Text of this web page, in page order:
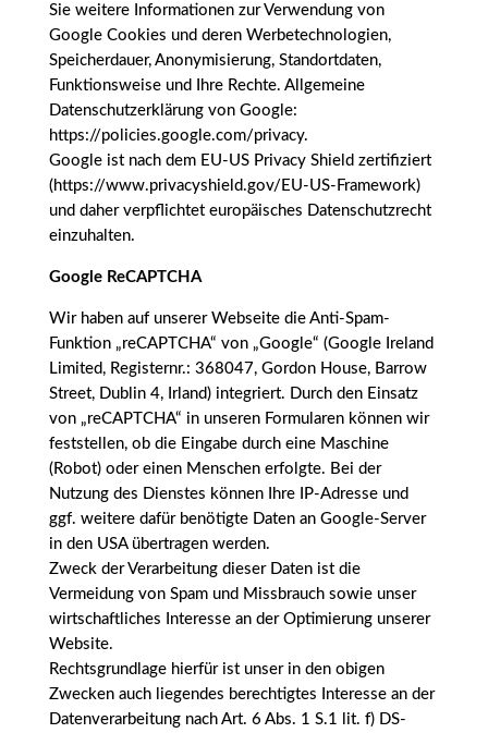
Sie weitere Informationen zur Verwendung von
Google Cookies und deren Werbetechnologien,
Speicherdauer, Anonymisierung, Standortdaten,
Funktionsweise und Ihre Rechte. Allgemeine
Datenschutzerklärung von Google:
https://policies.google.com/privacy.
Google ist nach dem EU-US Privacy Shield zertifiziert
(https://www.privacyshield.gov/EU-US-Framework)
und daher verpflichtet europäisches Datenschutzrecht
einzuhalten.
Google ReCAPTCHA
Wir haben auf unserer Webseite die Anti-Spam-
Funktion „reCAPTCHA“ von „Google“ (Google Ireland
Limited, Registernr.: 368047, Gordon House, Barrow
Street, Dublin 4, Irland) integriert. Durch den Einsatz
von „reCAPTCHA“ in unseren Formularen können wir
feststellen, ob die Eingabe durch eine Maschine
(Robot) oder einen Menschen erfolgte. Bei der
Nutzung des Dienstes können Ihre IP-Adresse und
ggf. weitere dafür benötigte Daten an Google-Server
in den USA übertragen werden.
Zweck der Verarbeitung dieser Daten ist die
Vermeidung von Spam und Missbrauch sowie unser
wirtschaftliches Interesse an der Optimierung unserer
Website.
Rechtsgrundlage hierfür ist unser in den obigen
Zwecken auch liegendes berechtigtes Interesse an der
Datenverarbeitung nach Art. 6 Abs. 1 S.1 lit. f) DS-